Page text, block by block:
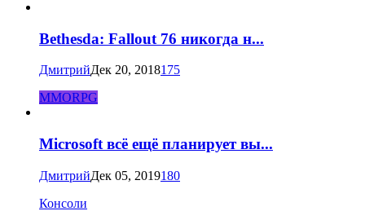
Bethesda: Fallout 76 никогда н...
ДмитрийДек 20, 2018175
MMORPG
Microsoft всё ещё планирует вы...
ДмитрийДек 05, 2019180
Консоли